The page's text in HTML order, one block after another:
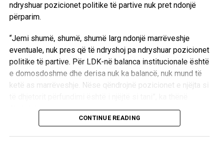
ndryshuar pozicionet politike të partive nuk pret ndonjë
përparim.
“Jemi shumë, shumë, shumë larg ndonjë marrëveshje
eventuale, nuk pres që të ndryshoj pa ndryshuar pozicionet
politike të partive. Për LDK-në balanca institucionale është
e domosdoshme dhe derisa nuk ka balancë, nuk mund të
ketë as marrëveshje. Nëse qëndrojnë pozicionet e njëjta si
Abdixhiku.
CONTINUE READING